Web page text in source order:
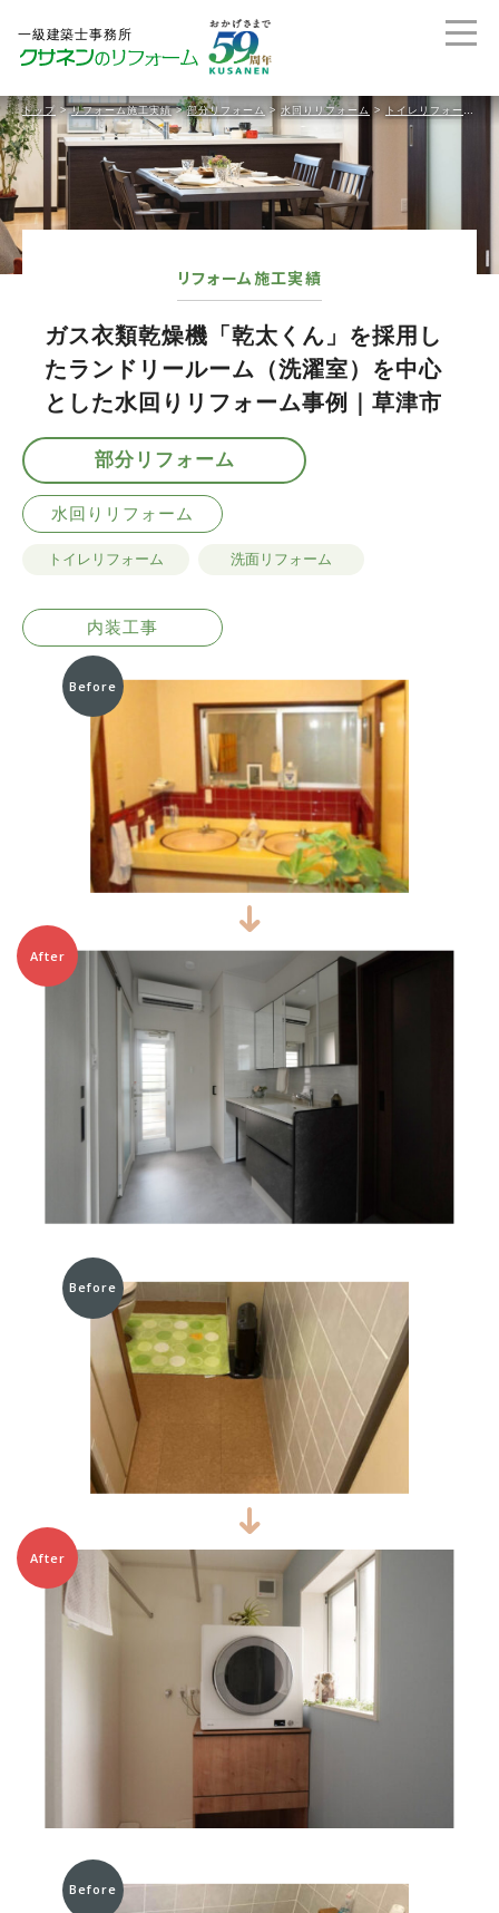
トップ >リフォーム施工実績>部分リフォーム > 水回りリフォーム > トイレリフォーム
リフォーム施工実績
ガス衣類乾燥機「乾太くん」を採用し
たランドリールーム（洗濯室）を中心
とした水回りリフォーム事例｜草津市
部分リフォーム
水回りリフォーム
トイレリフォーム 洗面リフォーム
内装工事
Before
After
Before
After
Before